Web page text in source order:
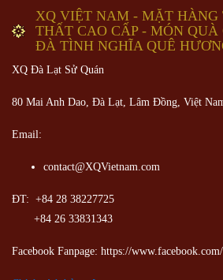
XQ VIỆT NAM - MẶT HÀNG
THẤT CAO CẤP - MÓN
ĐÀ TÌNH NGHĨA QUÊ
XQ Đà Lạt Sử Quán
80 Mai Anh Dao, Đà Lạt, Lâm Đồng, Việt
Email:
contact@XQVietnam.com
ĐT: +84 28 38227725
+84 26 33831343
Facebook Fanpage: https://